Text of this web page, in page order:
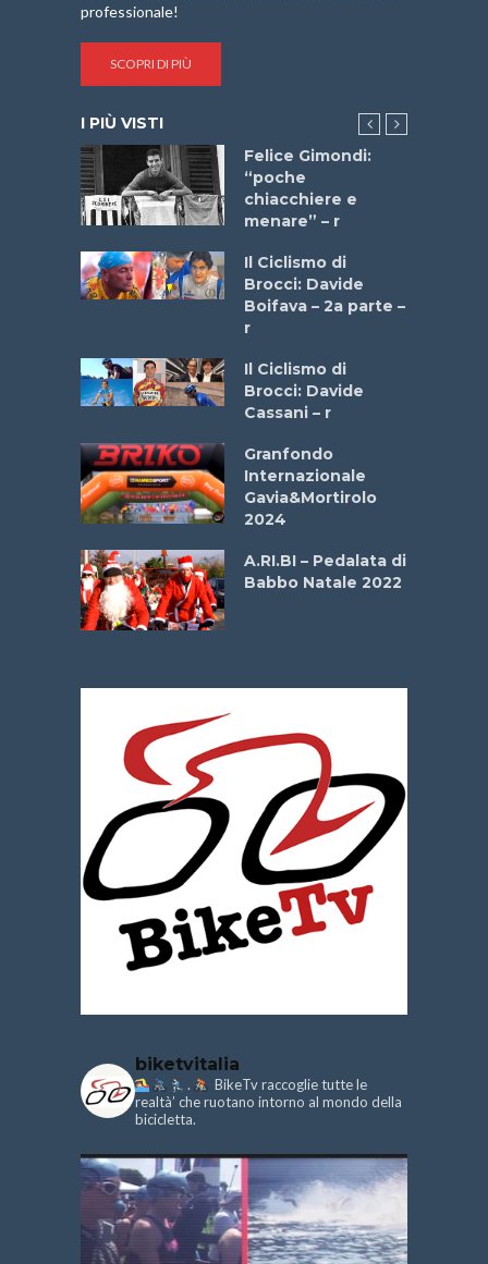
professionale!
SCOPRI DI PIÙ
I PIÙ VISTI
Felice Gimondi:
“poche
chiacchiere e
menare” – r
Il Ciclismo di
Brocci: Davide
Boifava – 2a parte –
r
Il Ciclismo di
Brocci: Davide
Cassani – r
Granfondo
Internazionale
Gavia&Mortirolo
2024
A.RI.BI – Pedalata di
Babbo Natale 2022
biketvitalia
.
BikeTv raccoglie tutte le
realtà’ che ruotano intorno al mondo della
bicicletta.